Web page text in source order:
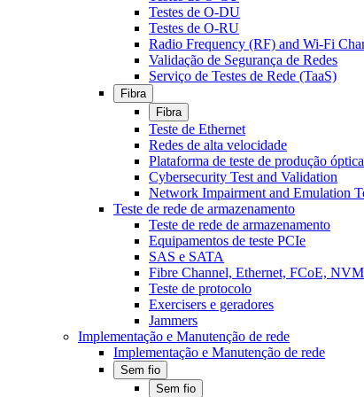
Testes de O-DU
Testes de O-RU
Radio Frequency (RF) and Wi-Fi
Validação de Segurança de Redes
Serviço de Testes de Rede (TaaS)
Fibra
Fibra
Teste de Ethernet
Redes de alta velocidade
Plataforma de teste de produção óptica
Cybersecurity Test and Validation
Network Impairment and Emulation
Teste de rede de armazenamento
Teste de rede de armazenamento
Equipamentos de teste PCIe
SAS e SATA
Fibre Channel, Ethernet, FCoE,
Teste de protocolo
Exercisers e geradores
Jammers
Implementação e Manutenção de rede
Implementação e Manutenção de rede
Sem fio
Sem fio